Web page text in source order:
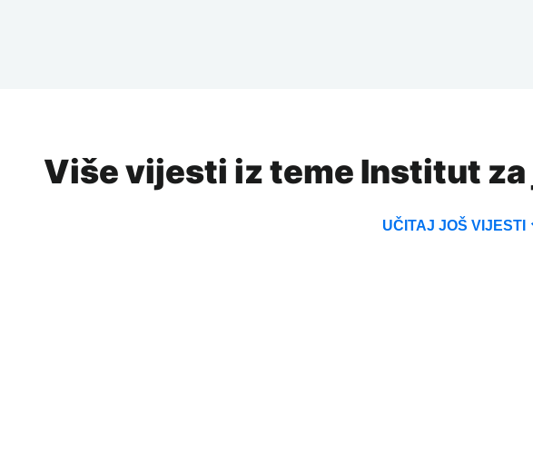
Više vijesti iz teme Institut za
UČITAJ JOŠ VIJESTI